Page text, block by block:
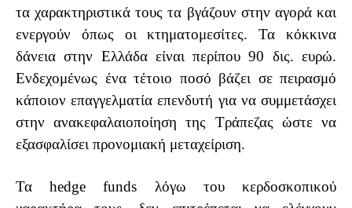
τα χαρακτηριστικά τους τα βγάζουν στην αγορά και
ενεργούν όπως οι κτηματομεσίτες. Τα κόκκινα
δάνεια στην Ελλάδα είναι περίπου 90 δις. ευρώ.
Ενδεχομένως ένα τέτοιο ποσό βάζει σε πειρασμό
κάποιον επαγγελματία επενδυτή για να συμμετάσχει
στην ανακεφαλαιοποίηση της Τράπεζας ώστε να
εξασφαλίσει προνομιακή μεταχείριση.
Ταhedge funds λόγω
του κερδοσκοπικού